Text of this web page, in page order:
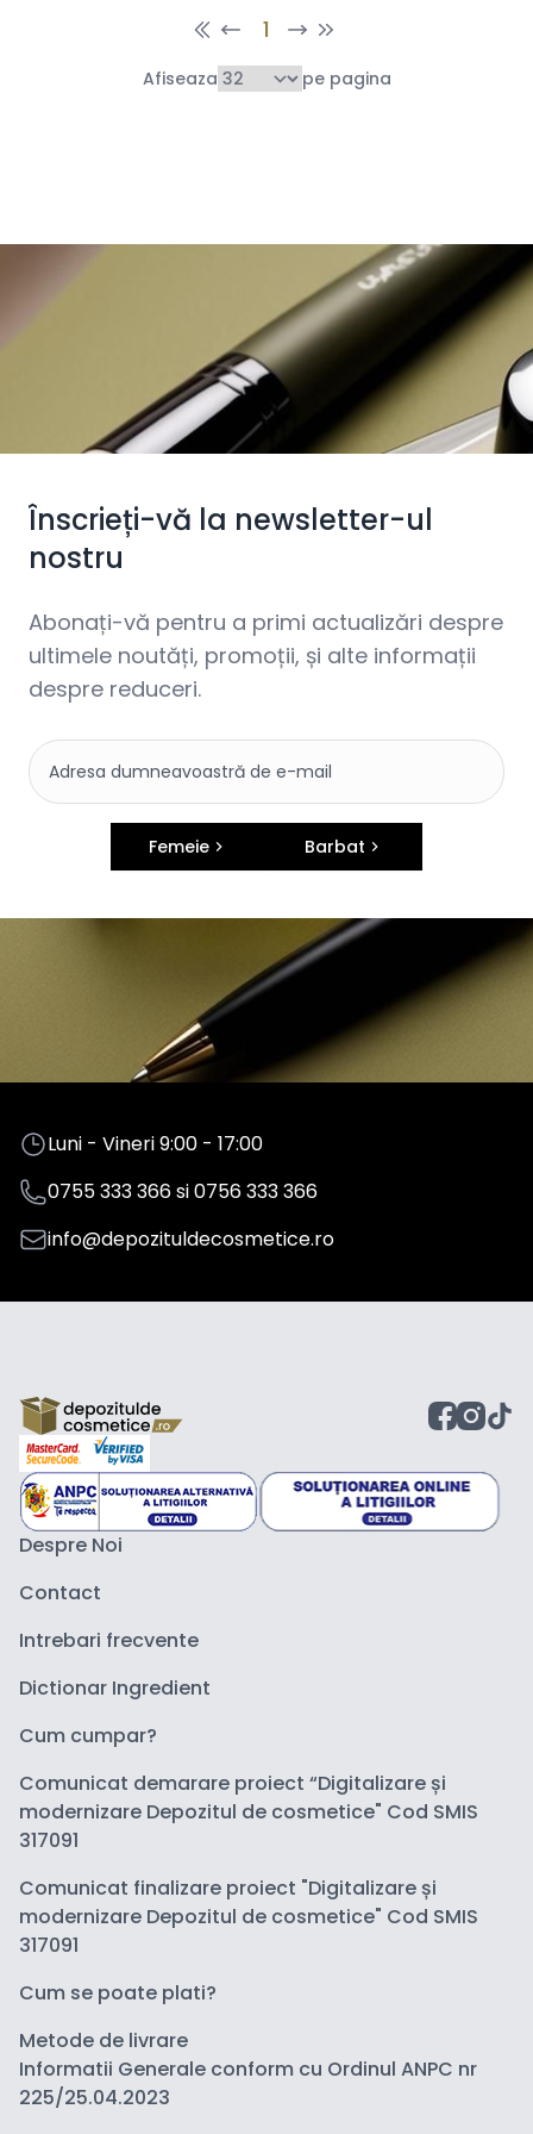
1
Afiseaza pe pagina
Înscrieți-vă la newsletter-ul
nostru
Abonați-vă pentru a primi actualizări despre
ultimele noutăți, promoții, și alte informații
despre reduceri.
Femeie Barbat
Luni - Vineri 9:00 - 17:00
0755 333 366si0756 333 366
info@depozituldecosmetice.ro
Despre Noi
Contact
Intrebari frecvente
Dictionar Ingredient
Cum cumpar?
Comunicat demarare proiect “Digitalizare și
modernizare Depozitul de cosmetice" Cod SMIS
317091
Comunicat finalizare proiect "Digitalizare și
modernizare Depozitul de cosmetice" Cod SMIS
317091
Cum se poate plati?
Metode de livrare
Informatii Generale conform cu Ordinul ANPC nr
225/25.04.2023